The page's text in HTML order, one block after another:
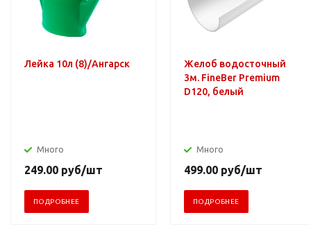
Лейка 10л (8)/Ангарск
Много
249.00 руб/шт
ПОДРОБНЕЕ
Желоб водосточный
3м. FineBer Premium
D120, белый
Много
499.00 руб/шт
ПОДРОБНЕЕ